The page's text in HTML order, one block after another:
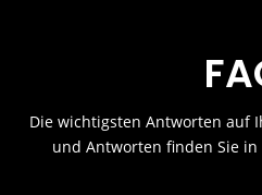
Die wichtigsten Antworten auf
und Antworten finden Sie in